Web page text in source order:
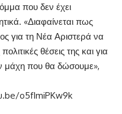
που δεν έχει
«Διαφαίνεται πως
για τη Νέα Αριστερά να
θέσεις της και για
μάχη που θα δώσουμε»,
o5fImiPKw9k